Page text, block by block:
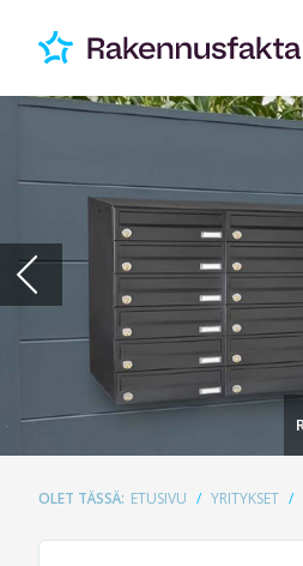
OLET TÄSSÄ: ETUSIVU YRITYKSET